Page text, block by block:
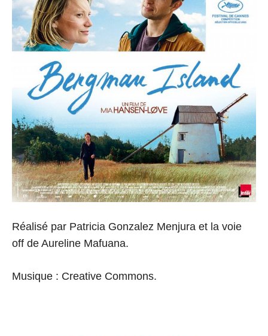
Réalisé par Patricia Gonzalez Menjura et la voie
off de Aureline Mafuana.
Musique : Creative Commons.